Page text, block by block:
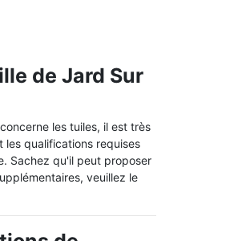
de Jard Sur
les tuiles, il est très
qualifications requises
Sachez qu'il peut proposer
veuillez le